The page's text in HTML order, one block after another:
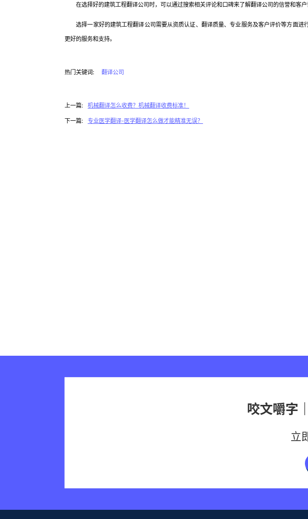
在选择好的建筑工程翻译公司时，可以通过搜索相关评论和口碑来了解翻译公司的信誉和客户
选择一家好的建筑工程翻译公司需要从资质认证、翻译质量、专业服务及客户评价等方面进
更好的服务和支持。
热门关键词: 翻译公司
上一篇: 机械翻译怎么收费？机械翻译收费标准！
下一篇: 专业医学翻译-医学翻译怎么做才能精准无误？
咬文嚼字
立